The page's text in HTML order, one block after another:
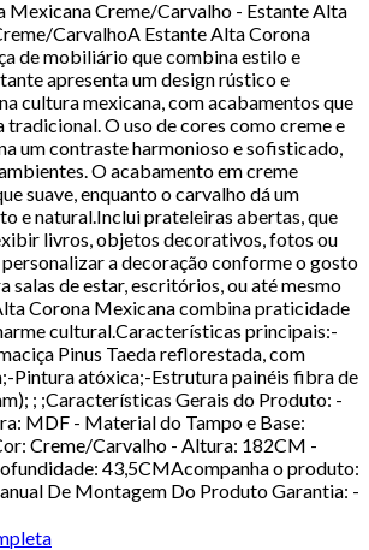
Mexicana Creme/Carvalho - Estante Alta
CarvalhoA Estante Alta Corona
de mobiliário que combina estilo e
apresenta um design rústico e
cultura mexicana, com acabamentos que
O uso de cores como creme e
um contraste harmonioso e sofisticado,
O acabamento em creme
suave, enquanto o carvalho dá um
e natural.Inclui prateleiras abertas, que
livros, objetos decorativos, fotos ou
a decoração conforme o gosto
salas de estar, escritórios, ou até mesmo
Corona Mexicana combina praticidade
cultural.Características principais:-
Pinus Taeda reflorestada, com
Pintura atóxica;-Estrutura painéis fibra de
; ;Características Gerais do Produto: -
MDF - Material do Tampo e Base:
Creme/Carvalho - Altura: 182CM -
43,5CMAcompanha o produto:
De Montagem Do Produto Garantia: -